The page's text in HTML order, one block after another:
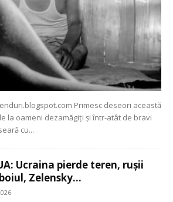
Primesc deseori această
la oameni dezamăgiți și într-atât de bravi
cu...
Ucraina pierde teren, rușii
Zelensky...